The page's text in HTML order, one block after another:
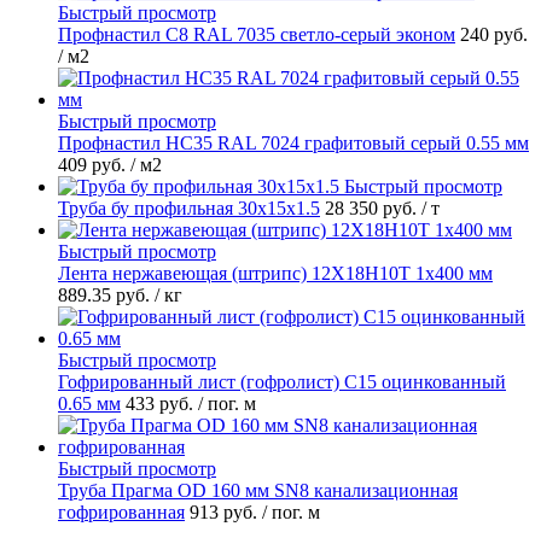
Быстрый просмотр
Профнастил С8 RAL 7035 светло-серый эконом 240 руб.
/ м2
Быстрый просмотр
Профнастил НС35 RAL 7024 графитовый серый 0.55 мм
409 руб. / м2
Быстрый просмотр
Труба бу профильная 30х15х1.5 28 350 руб. / т
Быстрый просмотр
Лента нержавеющая (штрипс) 12Х18Н10Т 1х400 мм
889.35 руб. / кг
Быстрый просмотр
Гофрированный лист (гофролист) С15 оцинкованный
0.65 мм 433 руб. / пог. м
Быстрый просмотр
Труба Прагма OD 160 мм SN8 канализационная
гофрированная 913 руб. / пог. м